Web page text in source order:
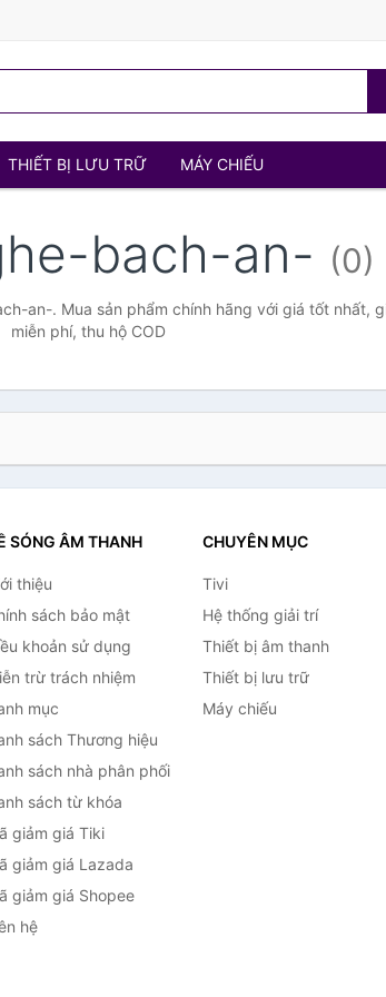
THIẾT BỊ LƯU TRỮ MÁY CHIẾU
bach-an- (0)
an-. Mua sản phẩm chính hãng với giá tốt nhất,
miễn phí, thu hộ COD
SÓNG ÂM THANH
thiệu
sách bảo mật
khoản sử dụng
trừ trách nhiệm
mục
sách Thương hiệu
sách nhà phân phối
sách từ khóa
giảm giá Tiki
giảm giá Lazada
giảm giá Shopee
hệ
CHUYÊN MỤC
Tivi
Hệ thống giải trí
Thiết bị âm thanh
Thiết bị lưu trữ
Máy chiếu